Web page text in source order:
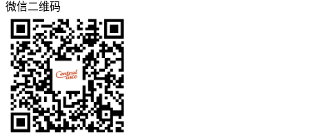
微信二维码